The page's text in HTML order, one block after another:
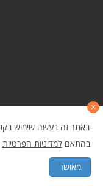
בהתאםלמדיניות הפרטיות
מאושרגלילה